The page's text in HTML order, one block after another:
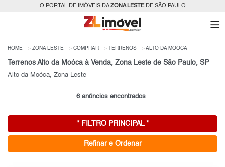
O PORTAL DE IMÓVEIS DAZONA LESTEDE SÃO PAULO
HOME ZONA LESTE COMPRAR TERRENOS ALTO DA MOÓCA
Terrenos Alto da Moóca à Venda, Zona Leste de São Paulo, SP
Alto da Moóca, Zona Leste
6 anúncios encontrados
* FILTRO PRINCIPAL *
Refinar e Ordenar